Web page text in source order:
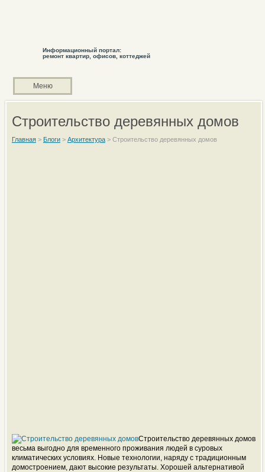
Информационный портал:
ремонт квартир, офисов, коттеджей
Меню
Строительство деревянных домов
Главная> Блоги> Архитектура> Строительство деревянных домов
Строительство деревянных домов
весьма выгодно для временного проживания людей в суровых
климатических условиях. Новые технологии, наряду с традиционным
домостроением, дают высокие результаты. Хорошей альтернативой